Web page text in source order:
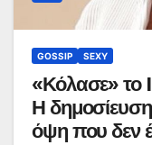
GOSSIP SEXY
«Κόλασε»
Η
όψη που δεν